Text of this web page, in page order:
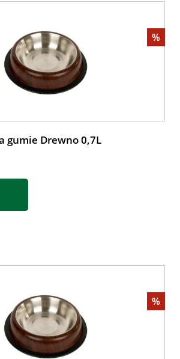
%
gumie Drewno 0,7L
%